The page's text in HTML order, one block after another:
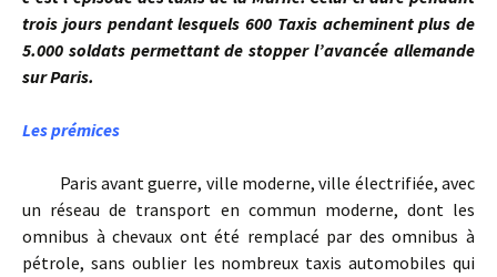
trois jours pendant lesquels 600 Taxis acheminent plus de
5.000 soldats permettant de stopper l’avancée allemande
sur Paris.
Les prémices
Paris avant guerre, ville moderne, ville électrifiée, avec
un réseau de transport en commun moderne, dont les
omnibus à chevaux ont été remplacé par des omnibus à
pétrole, sans oublier les nombreux taxis automobiles qui